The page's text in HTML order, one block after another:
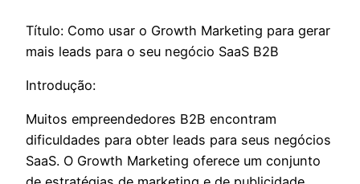
Título: Como usar o Growth Marketing para gerar
mais leads para o seu negócio SaaS B2B
Introdução:
Muitos empreendedores B2B encontram
dificuldades para obter leads para seus negócios
SaaS. O Growth Marketing oferece um conjunto